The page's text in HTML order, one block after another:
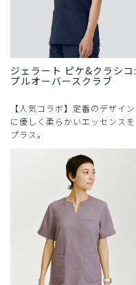
ジェラート ピケ&クラシコ:
プルオーバースクラブ
【人気コラボ】定番のデザイン
に優しく柔らかいエッセンスを
プラス。